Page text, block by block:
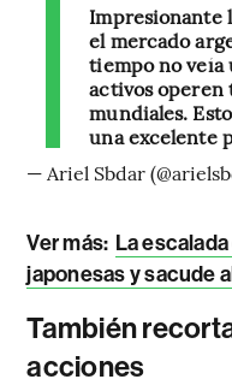
Impresionante
el mercado
tiempo no veía
activos operen
mundiales.
una excelente
— Ariel Sbdar
Ver más: La
japonesas y sacude
También
acciones